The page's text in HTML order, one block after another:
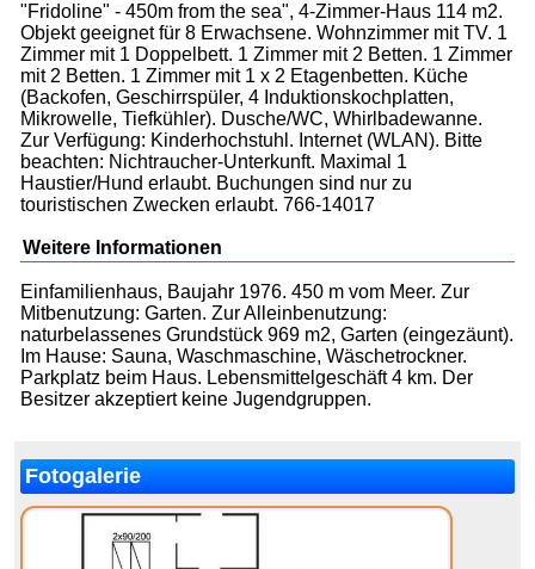
"Fridoline" - 450m from the sea", 4-Zimmer-Haus 114 m2.
Objekt geeignet für 8 Erwachsene. Wohnzimmer mit TV. 1
Zimmer mit 1 Doppelbett. 1 Zimmer mit 2 Betten. 1 Zimmer
mit 2 Betten. 1 Zimmer mit 1 x 2 Etagenbetten. Küche
(Backofen, Geschirrspüler, 4 Induktionskochplatten,
Mikrowelle, Tiefkühler). Dusche/WC, Whirlbadewanne.
Zur Verfügung: Kinderhochstuhl. Internet (WLAN). Bitte
beachten: Nichtraucher-Unterkunft. Maximal 1
Haustier/Hund erlaubt. Buchungen sind nur zu
touristischen Zwecken erlaubt. 766-14017
Weitere Informationen
Einfamilienhaus, Baujahr 1976. 450 m vom Meer. Zur
Mitbenutzung: Garten. Zur Alleinbenutzung:
naturbelassenes Grundstück 969 m2, Garten (eingezäunt).
Im Hause: Sauna, Waschmaschine, Wäschetrockner.
Parkplatz beim Haus. Lebensmittelgeschäft 4 km. Der
Besitzer akzeptiert keine Jugendgruppen.
Fotogalerie